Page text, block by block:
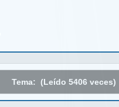
Tema: (Leído 5406 veces)